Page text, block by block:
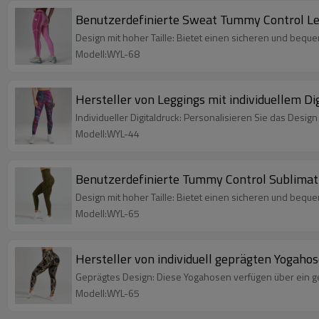
Benutzerdefinierte Sweat Tummy Control
Design mit hoher Taille: Bietet einen sicheren und
Modell:WYL-68
Hersteller von Leggings mit individuellem
Individueller Digitaldruck: Personalisieren Sie das
Modell:WYL-44
Benutzerdefinierte Tummy Control
Design mit hoher Taille: Bietet einen sicheren und
Modell:WYL-65
Hersteller von individuell geprägten
Geprägtes Design: Diese Yogahosen verfügen über
Modell:WYL-65